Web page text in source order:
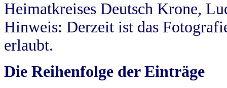
Heimatkreises Deutsch Krone,
Hinweis: Derzeit ist das
erlaubt.
Die Reihenfolge der Einträge